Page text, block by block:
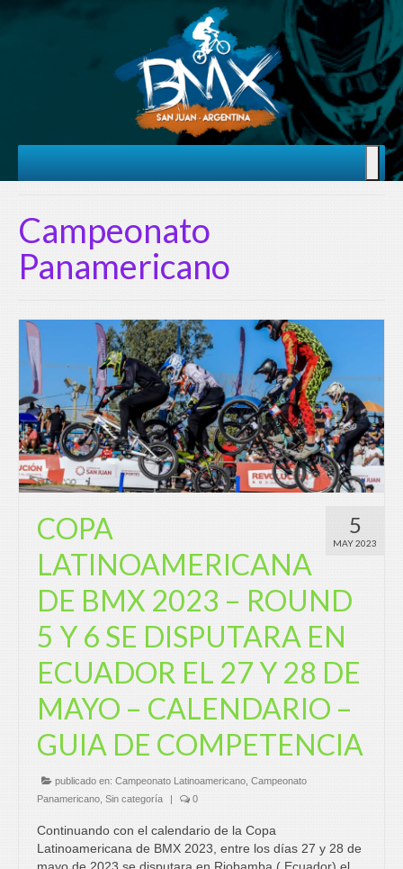
Campeonato
Panamericano
5
MAY 2023
COPA
LATINOAMERICANA
DE BMX 2023 – ROUND
5 Y 6 SE DISPUTARA EN
ECUADOR EL 27 Y 28 DE
MAYO – CALENDARIO –
GUIA DE COMPETENCIA
publicado en: Campeonato Latinoamericano Campeonato
Panamericano Sin categoría | 0
Continuando con el calendario de la Copa
Latinoamericana de BMX 2023, entre los días 27 y 28 de